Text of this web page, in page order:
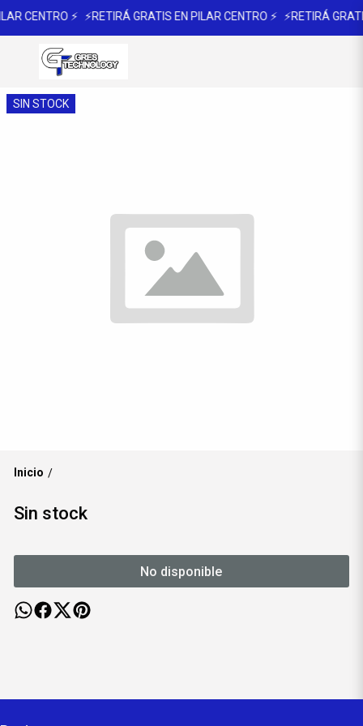
CENTRO ⚡ ⚡RETIRÁ GRATIS EN PILAR CENTRO ⚡ ⚡RETIRÁ
SIN STOCK
Inicio /
Sin stock
No disponible